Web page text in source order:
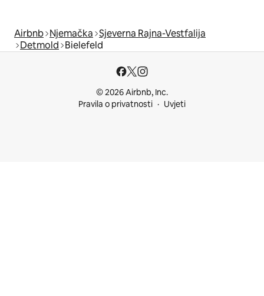
Airbnb Njemačka Sjeverna Rajna-Vestfalija
Detmold Bielefeld
© 2026 Airbnb, Inc.
Pravila o privatnosti
Uvjeti